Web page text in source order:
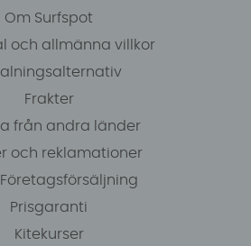
Om Surfspot
och allmänna villkor
Frakter
från andra länder
och reklamationer
Företagsförsäljning
Prisgaranti
Kitekurser